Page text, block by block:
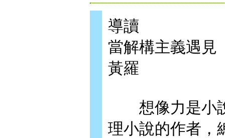
導讀
當解構主義遇見
黃羅
想像力是小說
理小說的作者，